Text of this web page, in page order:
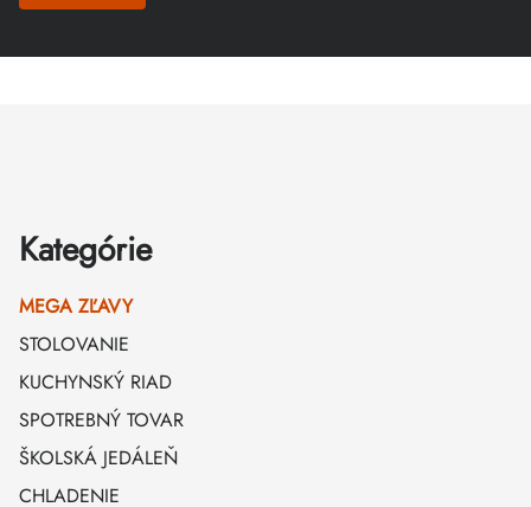
Kategórie
MEGA ZĽAVY
STOLOVANIE
KUCHYNSKÝ RIAD
SPOTREBNÝ TOVAR
ŠKOLSKÁ JEDÁLEŇ
CHLADENIE